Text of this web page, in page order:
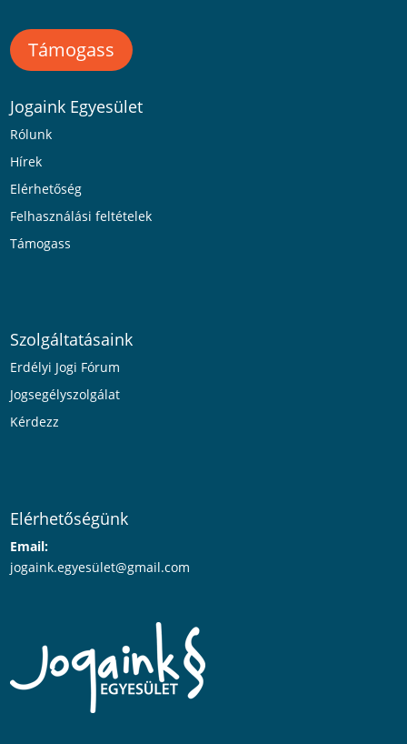
Támogass
Jogaink Egyesület
Rólunk
Hírek
Elérhetőség
Felhasználási feltételek
Támogass
Szolgáltatásaink
Erdélyi Jogi Fórum
Jogsegélyszolgálat
Kérdezz
Elérhetőségünk
Email:
jogaink.egyesület@gmail.com